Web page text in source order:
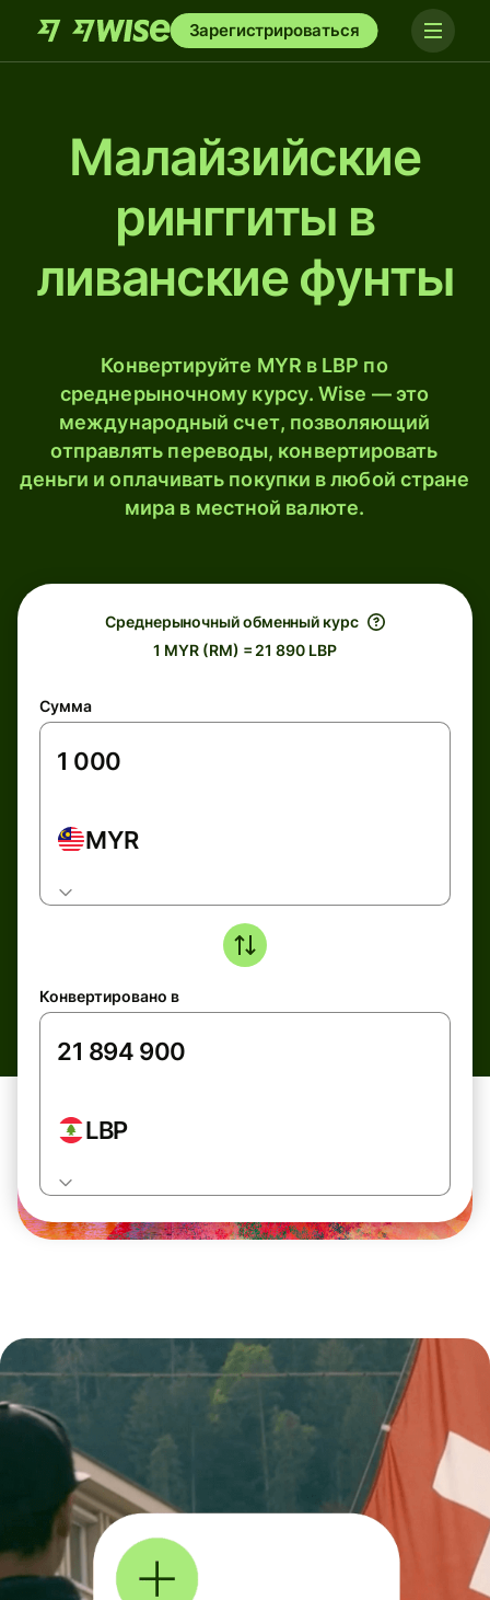
Зарегистрироваться
Малайзийские
ринггиты в
ливанские фунты
Конвертируйте MYR в LBP по
среднерыночному курсу. Wise — это
международный счет, позволяющий
отправлять переводы, конвертировать
деньги и оплачивать покупки в любой стране
мира в местной валюте.
Среднерыночный обменный курс
1 MYR (RM) = 21 890 LBP
Сумма
MYR
Конвертировано в
LBP